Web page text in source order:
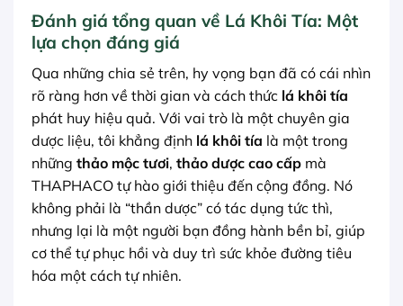
Đánh giá tổng quan về Lá Khôi Tía: Một
lựa chọn đáng giá
Qua những chia sẻ trên, hy vọng bạn đã có cái nhìn
rõ ràng hơn về thời gian và cách thức lá khôi tía
phát huy hiệu quả. Với vai trò là một chuyên gia
dược liệu, tôi khẳng định lá khôi tía là một trong
những thảo mộc tươi, thảo dược cao cấp mà
THAPHACO tự hào giới thiệu đến cộng đồng. Nó
không phải là “thần dược” có tác dụng tức thì,
nhưng lại là một người bạn đồng hành bền bỉ, giúp
cơ thể tự phục hồi và duy trì sức khỏe đường tiêu
hóa một cách tự nhiên.